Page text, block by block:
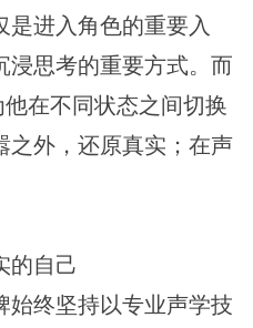
进入角色的重要入
浸思考的重要方式。而
在不同状态之间切换
外，还原真实；在声
的自己
始终坚持以专业声学技